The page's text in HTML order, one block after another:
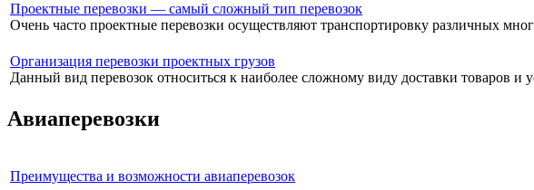
Проектные перевозки — самый сложный тип перевозок
Очень часто проектные перевозки осуществляют транспортировку различных
Организация перевозки проектных грузов
Данный вид перевозок относиться к наиболее сложному виду доставки товаров
Авиаперевозки
Преимущества и возможности авиаперевозок